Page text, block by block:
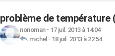
problème de
nonoman- 17 juil. 2013 à 14:04
michel - 18 juil. 2013 à 22:54